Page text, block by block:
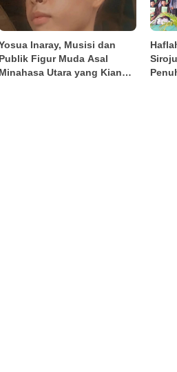
Inaray, Musisi dan
Publik Figur Muda Asal
Minahasa Utara yang Kian